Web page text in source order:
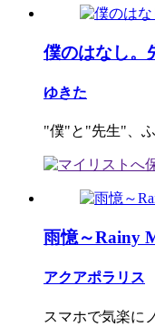
僕のはなし。
ゆきた
"僕"と"先生"、
雨憶～Rainy
アクアポラリス
スマホで気楽に